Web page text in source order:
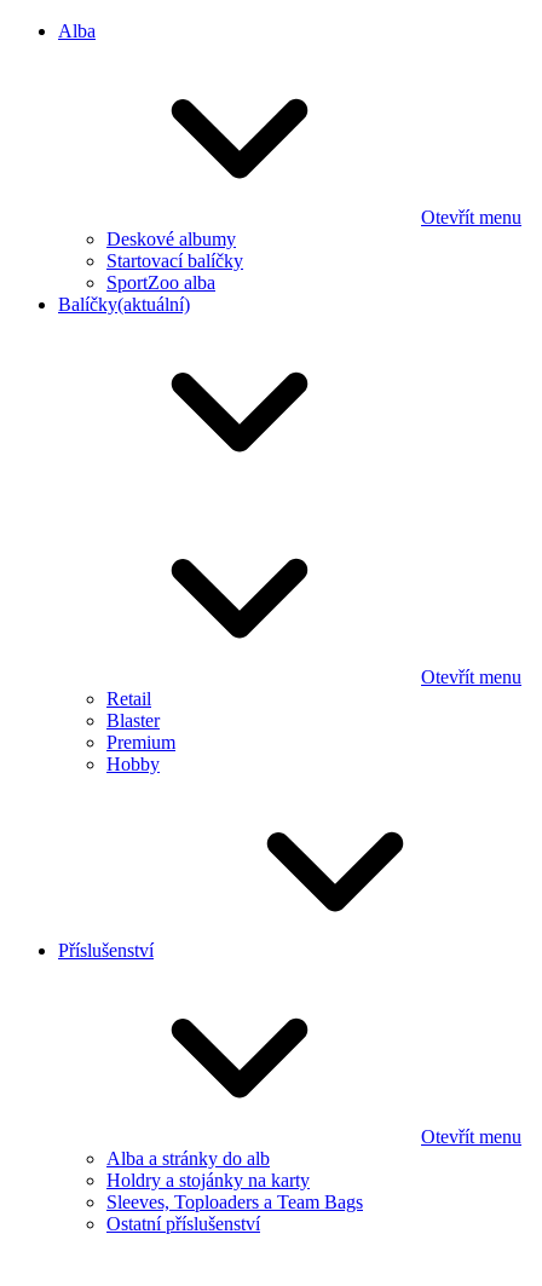
Alba
Otevřít menu
Deskové albumy
Startovací balíčky
SportZoo alba
Balíčky(aktuální)
Otevřít menu
Retail
Blaster
Premium
Hobby
Příslušenství
Otevřít menu
Alba a stránky do alb
Holdry a stojánky na karty
Sleeves, Toploaders a Team Bags
Ostatní příslušenství